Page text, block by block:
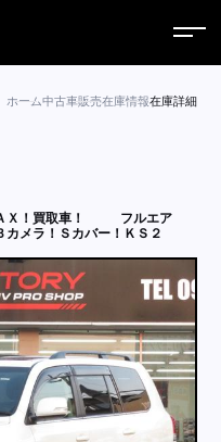
ホーム中古車販売在庫情報在庫詳細
！買取車！
フルエア
カメラ！Ｓカバー！ＫＳ２